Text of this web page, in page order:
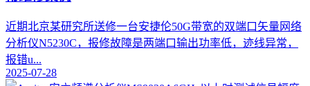
近期北京某研究所送修一台安捷伦50G带宽的双端口矢量网络
分析仪N5230C，报修故障是两端口输出功率低，迹线异常，
报错u...
2025-07-28